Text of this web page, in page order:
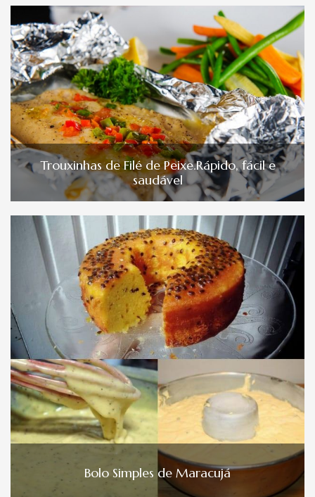
Trouxinhas de Filé de Peixe.Rápido, fácil e
saudável
Bolo Simples de Maracujá